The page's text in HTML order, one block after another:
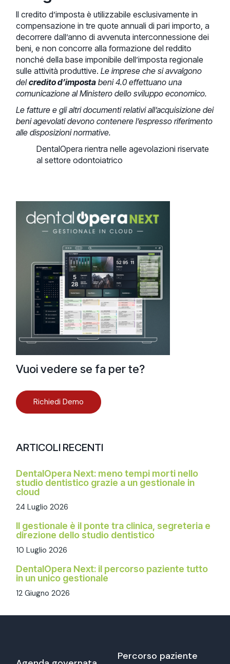
Il credito d’imposta è utilizzabile esclusivamente in
compensazione in tre quote annuali di pari importo, a
decorrere dall’anno di avvenuta interconnessione dei
beni, e non concorre alla formazione del reddito
nonché della base imponibile dell’imposta regionale
sulle attività produttive.Le imprese che si avvalgono
delcredito d’imposta beni 4.0 effettuano una
comunicazione al Ministero dello sviluppo economico.
Le fatture e gli altri documenti relativi all’acquisizione dei
beni agevolati devono contenere l’espresso riferimento
alle disposizioni normative.
DentalOpera rientra nelle agevolazioni riservate
al settore odontoiatrico
Vuoi vedere se fa per te?
Richiedi Demo
ARTICOLI RECENTI
DentalOpera Next: meno tempi morti nello
studio dentistico grazie a un gestionale in
cloud
24 Luglio 2026
Il gestionale è il ponte tra clinica, segreteria e
direzione dello studio dentistico
10 Luglio 2026
DentalOpera Next: il percorso paziente tutto
in un unico gestionale
12 Giugno 2026
Percorso paziente